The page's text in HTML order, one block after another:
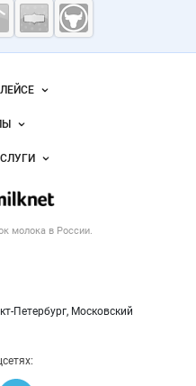
молокав России.
Петербург, Московский
рекламы
оферта
данных
рынка
сырье